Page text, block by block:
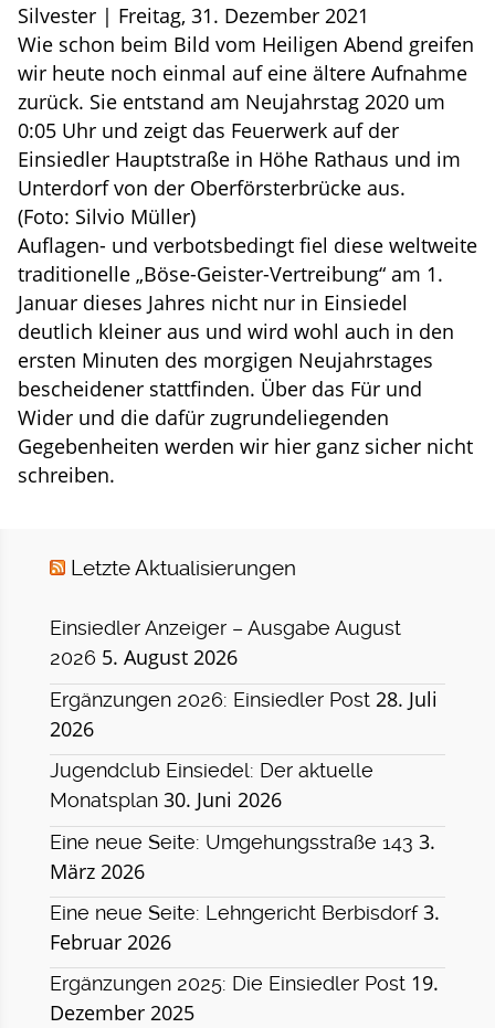
Silvester | Freitag, 31. Dezember 2021
Wie schon beim Bild vom Heiligen Abend greifen
wir heute noch einmal auf eine ältere Aufnahme
zurück. Sie entstand am Neujahrstag 2020 um
0:05 Uhr und zeigt das Feuerwerk auf der
Einsiedler Hauptstraße in Höhe Rathaus und im
Unterdorf von der Oberförsterbrücke aus.
(Foto: Silvio Müller)
Auflagen- und verbotsbedingt fiel diese weltweite
traditionelle „Böse-Geister-Vertreibung“ am 1.
Januar dieses Jahres nicht nur in Einsiedel
deutlich kleiner aus und wird wohl auch in den
ersten Minuten des morgigen Neujahrstages
bescheidener stattfinden. Über das Für und
Wider und die dafür zugrundeliegenden
Gegebenheiten werden wir hier ganz sicher nicht
schreiben.
Letzte Aktualisierungen
Einsiedler Anzeiger – Ausgabe August
2026 5. August 2026
Ergänzungen 2026: Einsiedler Post 28. Juli
2026
Jugendclub Einsiedel: Der aktuelle
Monatsplan 30. Juni 2026
Eine neue Seite: Umgehungsstraße 143 3.
März 2026
Eine neue Seite: Lehngericht Berbisdorf 3.
Februar 2026
Ergänzungen 2025: Die Einsiedler Post 19.
Dezember 2025